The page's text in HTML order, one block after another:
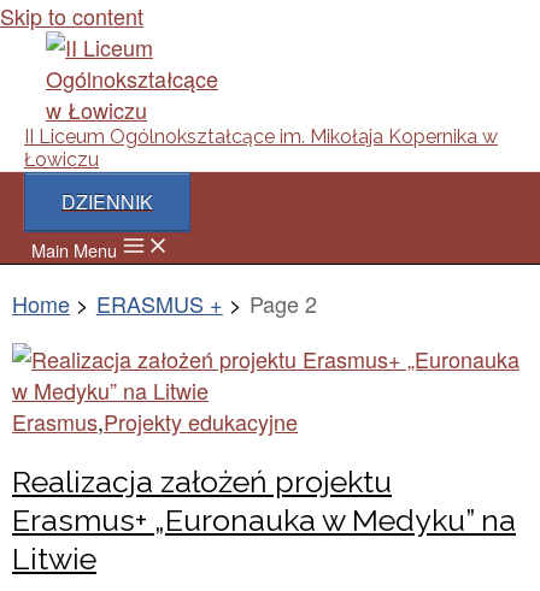
Skip to content
II Liceum Ogólnokształcące im. Mikołaja Kopernika w
Łowiczu
DZIENNIK
Main Menu
Home ERASMUS + Page 2
Erasmus,Projekty edukacyjne
Realizacja założeń projektu
Erasmus+ „Euronauka w Medyku” na
Litwie